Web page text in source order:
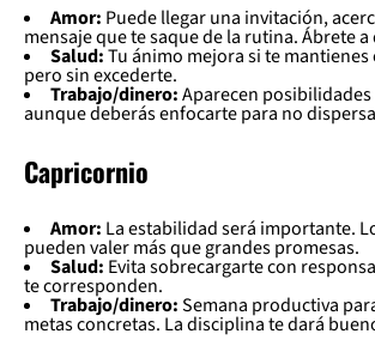
Amor: Puede llegar una invitación,
mensaje que te saque de la rutina. Ábrete
Salud:Tu ánimo mejora si te
pero sin excederte.
Trabajo/dinero:Aparecen
aunque deberás enfocarte para no
Capricornio
Amor: La estabilidad será importante.
pueden valer más que grandes promesas.
Salud: Evita sobrecargarte con
te corresponden.
Trabajo/dinero:Semana productiva
metas concretas. La disciplina te dará